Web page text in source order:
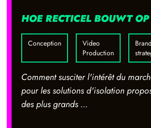
HOE RECTICEL BOUWT
Conception
Video
Production
Brand
Comment susciter l'intérêt du
pour les solutions d'isolation
des plus grands ...